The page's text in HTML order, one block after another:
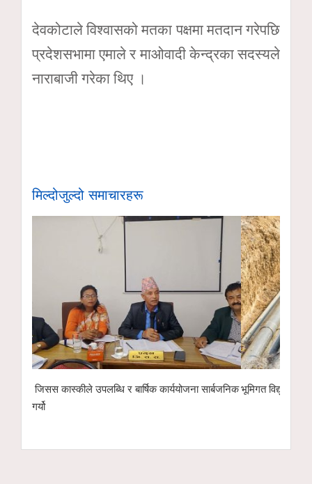
देवकोटाले विश्वासको मतका पक्षमा मतदान गरेपछि
प्रदेशसभामा एमाले र माओवादी केन्द्रका सदस्यले
नाराबाजी गरेका थिए ।
मिल्दोजुल्दो समाचारहरू
र बार्षिक कार्ययोजना सार्बजनिकभूमिगत विद्युतीकरणअन्तर्गत ११ केभी लाइन ‘चार्ज’